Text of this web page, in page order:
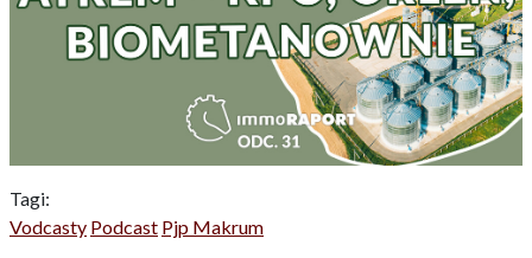
Tagi:
Vodcasty Podcast Pjp Makrum